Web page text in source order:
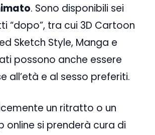
. Sono disponibili sei
“dopo”, tra cui 3D Cartoon
Sketch Style, Manga e
possono anche essere
all’età e al sesso preferiti.
un ritratto o un
online si prenderà cura di